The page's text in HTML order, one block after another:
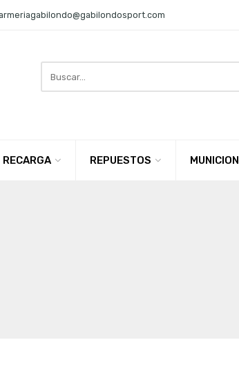
armeriagabilondo@gabilondosport.com
here
RECARGA REPUESTOS MUNICION